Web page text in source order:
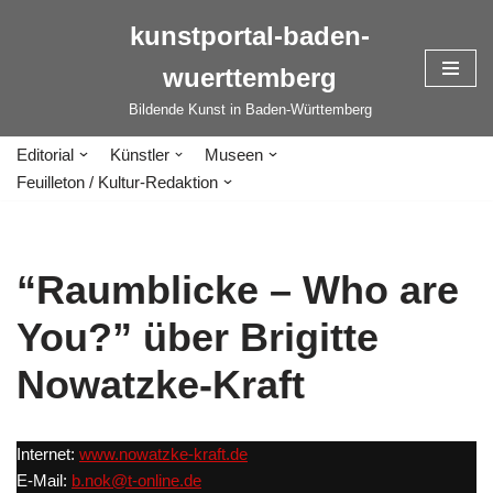
kunstportal-baden-
wuerttemberg
Bildende Kunst in Baden-Württemberg
Editorial Künstler
Museen
Feuilleton / Kultur-Redaktion
“Raumblicke – Who are
You?” über Brigitte
Nowatzke-Kraft
Internet: www.nowatzke-kraft.de
E-Mail: b.nok@t-online.de